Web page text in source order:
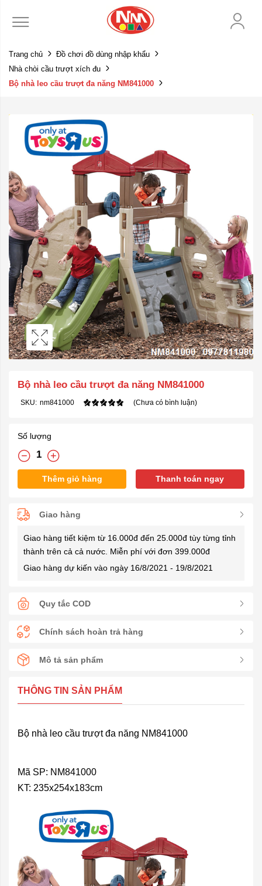
Trang chủ
Đồ chơi đồ dùng nhập khẩu
Nhà chòi cầu trượt xích đu
Bộ nhà leo cầu trượt đa năng NM841000
Bộ nhà leo cầu trượt đa năng NM841000
SKU: nm841000 (Chưa có bình luận)
Số lượng
Thêm giỏ hàng Thanh toán ngay
Giao hàng
Giao hàng tiết kiệm từ 16.000đ đến 25.000đ tùy từng tỉnh
thành trên cả cả nước. Miễn phí với đơn 399.000đ
Giao hàng dự kiến vào ngày 16/8/2021 - 19/8/2021
Quy tắc COD
Chính sách hoàn trả hàng
Mô tả sản phẩm
THÔNG TIN SẢN PHẨM
Bộ nhà leo cầu trượt đa năng NM841000
Mã SP: NM841000
KT: 235x254x183cm